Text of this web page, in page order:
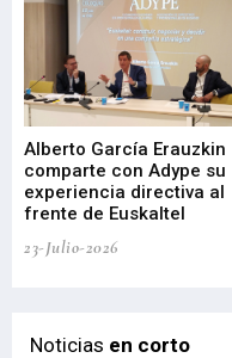
Alberto García Erauzkin
comparte con Adype su
experiencia directiva al
frente de Euskaltel
23-Julio-2026
Noticias en corto